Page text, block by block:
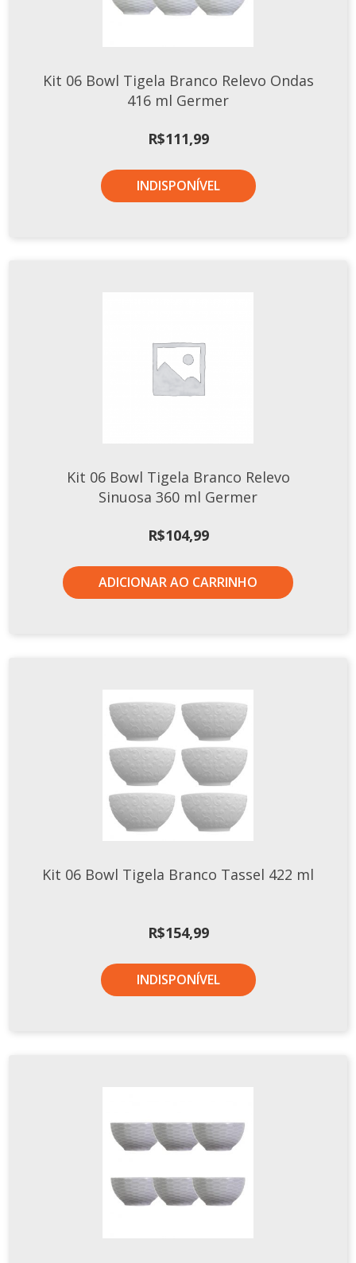
Kit 06 Bowl Tigela Branco Relevo Ondas
416 ml Germer
R$111,99
INDISPONÍVEL
Kit 06 Bowl Tigela Branco Relevo
Sinuosa 360 ml Germer
R$104,99
ADICIONAR AO CARRINHO
Kit 06 Bowl Tigela Branco Tassel 422 ml
R$154,99
INDISPONÍVEL